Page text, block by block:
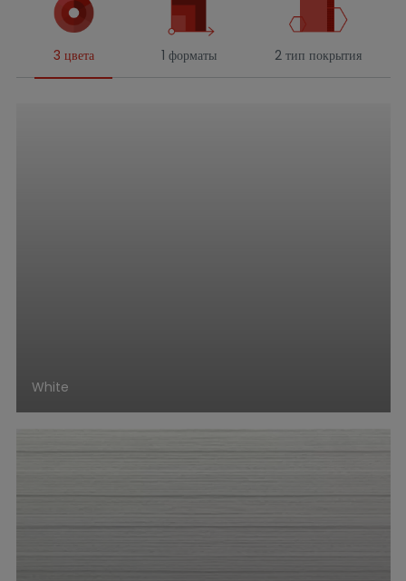
3 цвета 1 форматы 2 тип покрытия
White